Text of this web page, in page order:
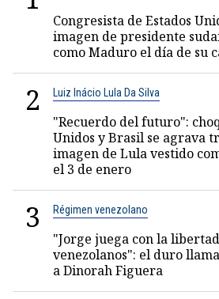
Congresista de Estados
imagen de presidente
como Maduro el día de su
2 Luiz Inácio Lula Da Silva
"Recuerdo del futuro":
Unidos y Brasil se agrava
imagen de Lula vestido
el 3 de enero
3 Régimen venezolano
"Jorge juega con la
venezolanos": el duro
a Dinorah Figuera